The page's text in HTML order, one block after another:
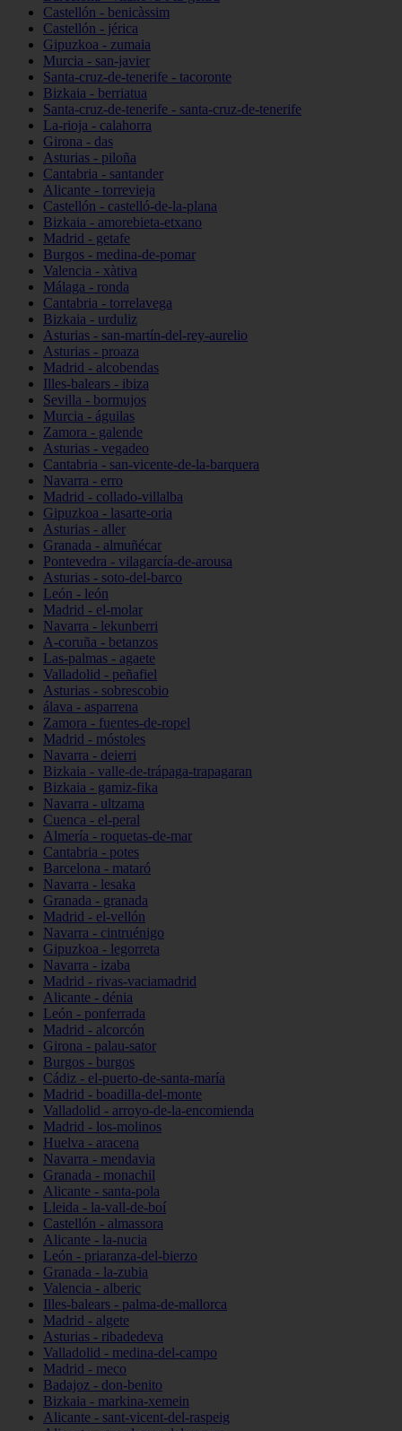
Castellón - benicàssim
Castellón - jérica
Gipuzkoa - zumaia
Murcia - san-javier
Santa-cruz-de-tenerife - tacoronte
Bizkaia - berriatua
Santa-cruz-de-tenerife - santa-cruz-de-tenerife
La-rioja - calahorra
Girona - das
Asturias - piloña
Cantabria - santander
Alicante - torrevieja
Castellón - castelló-de-la-plana
Bizkaia - amorebieta-etxano
Madrid - getafe
Burgos - medina-de-pomar
Valencia - xàtiva
Málaga - ronda
Cantabria - torrelavega
Bizkaia - urduliz
Asturias - san-martín-del-rey-aurelio
Asturias - proaza
Madrid - alcobendas
Illes-balears - ibiza
Sevilla - bormujos
Murcia - águilas
Zamora - galende
Asturias - vegadeo
Cantabria - san-vicente-de-la-barquera
Navarra - erro
Madrid - collado-villalba
Gipuzkoa - lasarte-oria
Asturias - aller
Granada - almuñécar
Pontevedra - vilagarcía-de-arousa
Asturias - soto-del-barco
León - león
Madrid - el-molar
Navarra - lekunberri
A-coruña - betanzos
Las-palmas - agaete
Valladolid - peñafiel
Asturias - sobrescobio
álava - asparrena
Zamora - fuentes-de-ropel
Madrid - móstoles
Navarra - deierri
Bizkaia - valle-de-trápaga-trapagaran
Bizkaia - gamiz-fika
Navarra - ultzama
Cuenca - el-peral
Almería - roquetas-de-mar
Cantabria - potes
Barcelona - mataró
Navarra - lesaka
Granada - granada
Madrid - el-vellón
Navarra - cintruénigo
Gipuzkoa - legorreta
Navarra - izaba
Madrid - rivas-vaciamadrid
Alicante - dénia
León - ponferrada
Madrid - alcorcón
Girona - palau-sator
Burgos - burgos
Cádiz - el-puerto-de-santa-maría
Madrid - boadilla-del-monte
Valladolid - arroyo-de-la-encomienda
Madrid - los-molinos
Huelva - aracena
Navarra - mendavia
Granada - monachil
Alicante - santa-pola
Lleida - la-vall-de-boí
Castellón - almassora
Alicante - la-nucia
León - priaranza-del-bierzo
Granada - la-zubia
Valencia - alberic
Illes-balears - palma-de-mallorca
Madrid - algete
Asturias - ribadedeva
Valladolid - medina-del-campo
Madrid - meco
Badajoz - don-benito
Bizkaia - markina-xemein
Alicante - sant-vicent-del-raspeig